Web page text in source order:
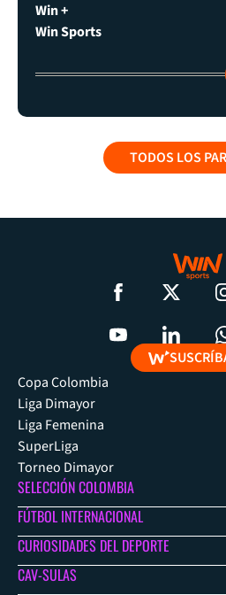
Win +
Win Sports
TODOS LOS
Copa Colombia
Liga Dimayor
Liga Femenina
SuperLiga
Torneo Dimayor
SELECCIÓN COLOMBIA
FÚTBOL INTERNACIONAL
CURIOSIDADES DEL DEPORTE
CAV-SULAS